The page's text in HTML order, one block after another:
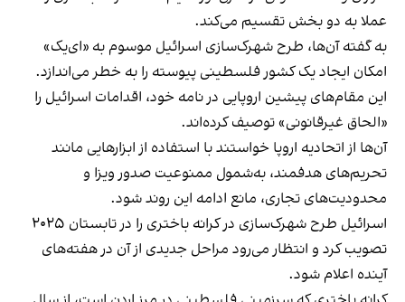
عملا به دو بخش تقسیم می‌کند.
به گفته آن‌ها، طرح شهرک‌سازی اسرائیل موسوم به «ای‌یک»
امکان ایجاد یک کشور فلسطینی پیوسته را به خطر می‌اندازد.
این مقام‌های پیشین اروپایی در نامه خود، اقدامات اسرائیل را
«الحاق غیرقانونی» توصیف کرده‌اند.
آن‌ها از اتحادیه اروپا خواستند با استفاده از ابزارهایی مانند
تحریم‌های هدفمند، به‌شمول ممنوعیت صدور ویزا و
محدودیت‌های تجاری، مانع ادامه این روند شود.
اسرائیل طرح شهر‌ک‌سازی در کرانه باختری را در تابستان ۲۰۲۵
تصویب کرد و انتظار می‌رود مراحل جدیدی از آن در هفته‌های
آینده اعلام شود.